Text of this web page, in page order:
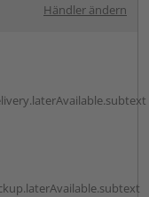
Händler ändern